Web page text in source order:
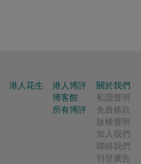
港人花生
港人博評
博客館
所有博評
關於我們
私隱聲明
免責條款
版權聲明
加入我們
聯絡我們
刊登廣告